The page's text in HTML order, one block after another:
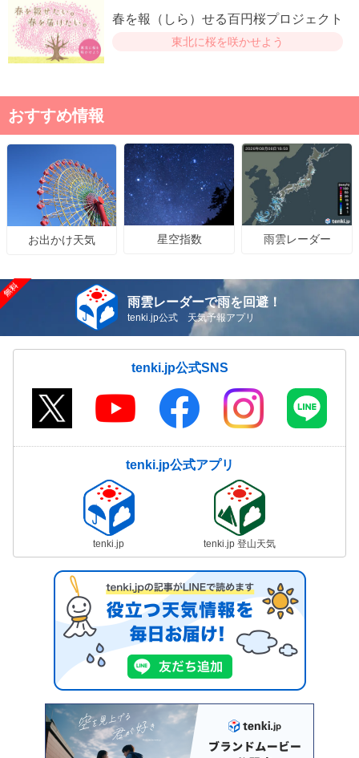
春を報（しら）せる百円桜プロジェクト
東北に桜を咲かせよう
おすすめ情報
お出かけ天気 星空指数 雨雲レーダー
雨雲レーダーで雨を回避！
tenki.jp公式 天気予報アプリ
tenki.jp公式SNS
tenki.jp公式アプリ
tenki.jp tenki.jp 登山天気